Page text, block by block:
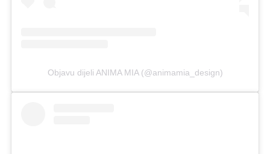
Objavu dijeli ANIMA MIA (@animamia_design)